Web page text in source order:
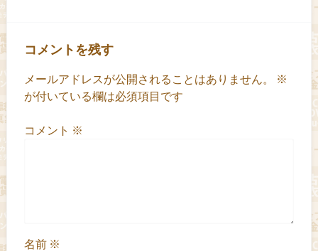
コメントを残す
メールアドレスが公開されることはありません。
※
が付いている欄は必須項目です
コメント ※
名前 ※